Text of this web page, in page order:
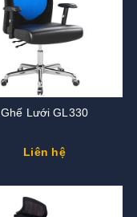
Ghế Lưới GL330
Liên hệ